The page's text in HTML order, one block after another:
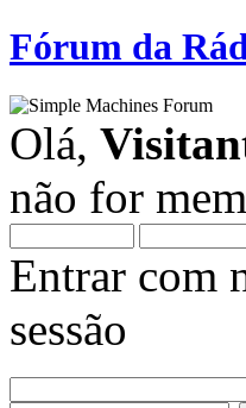
Fórum da
Olá,
não for
Entrar com
sessão